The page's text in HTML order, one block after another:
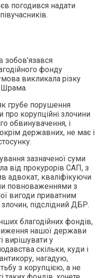
погодився надати
фонду
викликала різку
Шрама.
грубе порушення
про корупційні злочини
обвинувачення, і
державних, не має і
зазначеної суми
від прокурорів САП, з
адвокат, кваліфікуючи
повноваженнями з
вигоди приватним
підслідний ДБР.
благодійних фондів,
нашої держави
вирішувати у
скільки, куди і
нагадую,
з корупцією, а не